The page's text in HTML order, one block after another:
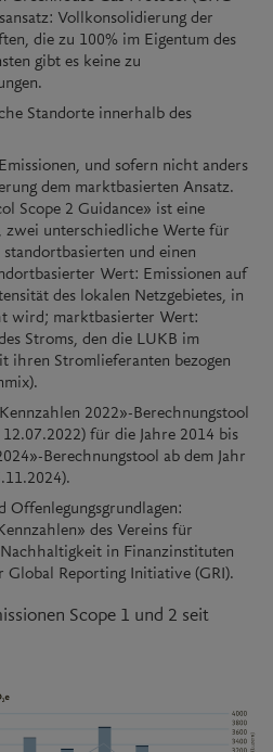
Vollkonsolidierung der
die zu 100% im Eigentum des
gibt es keine zu
Standorte innerhalb des
und sofern nicht anders
dem marktbasierten Ansatz.
Scope 2 Guidance» ist eine
unterschiedliche Werte für
standortbasierten und einen
Wert: Emissionen auf
des lokalen Netzgebietes, in
wird; marktbasierter Wert:
Stroms, den die LUKB im
ihren Stromlieferanten bezogen
2022»-Berechnungstool
für die Jahre 2014 bis
Berechnungstool ab dem Jahr
Offenlegungsgrundlagen:
des Vereins für
in Finanzinstituten
Global Reporting Initiative (GRI).
Scope 1 und 2 seit